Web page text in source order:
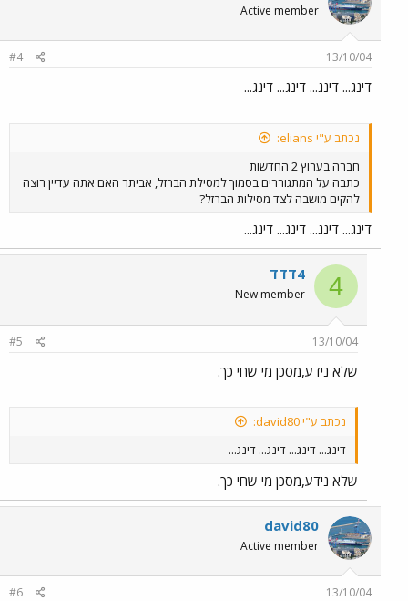
Active member
13/10/04
#4
דינג... דינג... דינג... דינג...
נכתב ע"י elians:
חברה בערוץ 2 החדשות
כתבה על המתגוררים בסמוך למסילת הברזל, אביתר האם אתה עדיין רוצה
להקים מושבה לצד מסילות הברזל?
דינג... דינג... דינג... דינג...
4 4דדד
New member
13/10/04
#5
שלא נידע,מסכן מי שחי כך.
נכתב ע"י david80:
דינג... דינג... דינג... דינג...
שלא נידע,מסכן מי שחי כך.
david80
Active member
13/10/04
#6